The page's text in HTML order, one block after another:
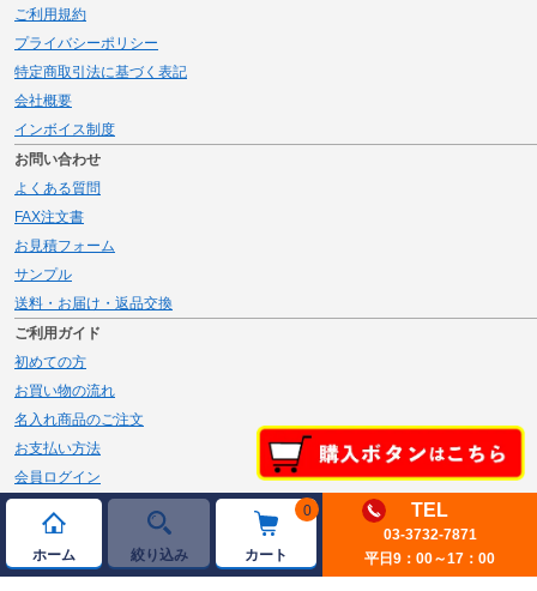
ホーム 絞り込み
0
カート
TEL
03-3732-7871
平日9：00～17：00
ご利用規約
プライバシーポリシー
特定商取引法に基づく表記
会社概要
インボイス制度
お問い合わせ
よくある質問
FAX注文書
お見積フォーム
サンプル
送料・お届け・返品交換
ご利用ガイド
初めての方
お買い物の流れ
名入れ商品のご注文
お支払い方法
会員ログイン
メルマガ登録
新規会員登録
ページトップへ